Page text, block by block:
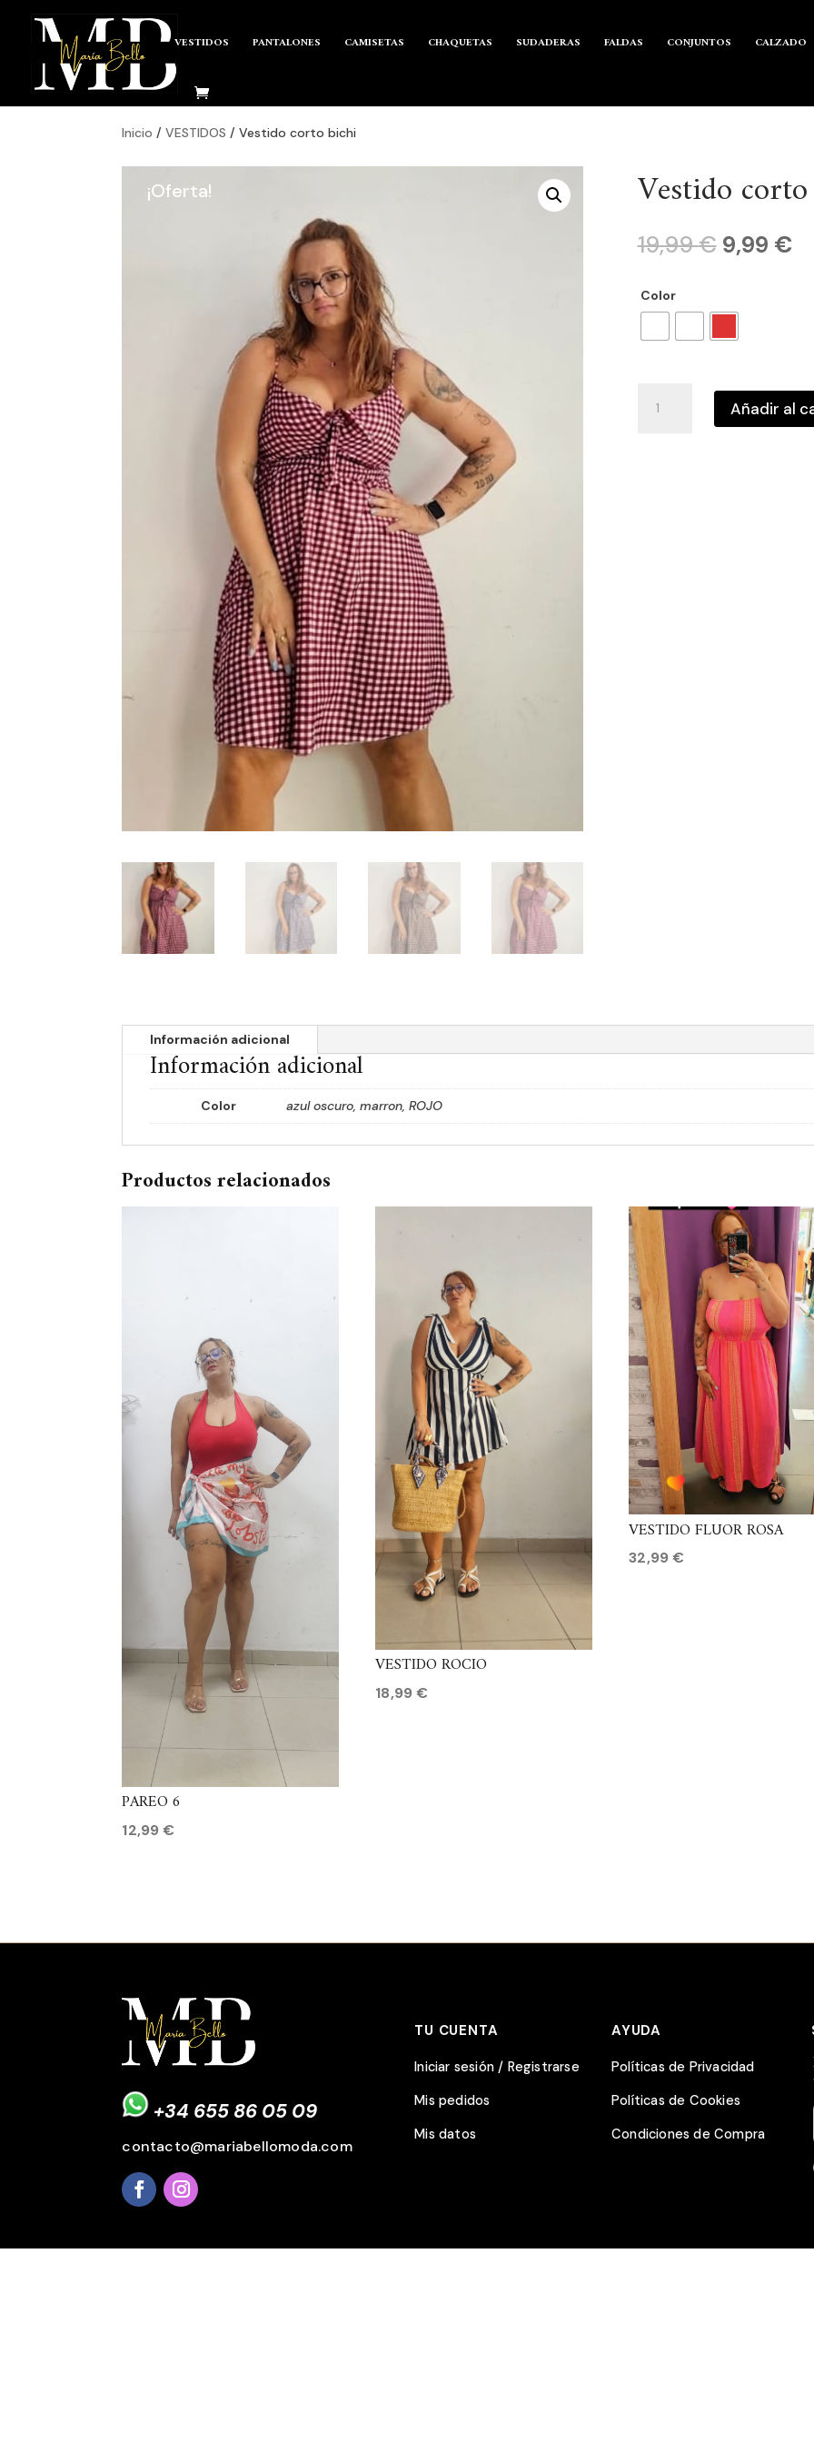
VESTIDOS PANTALONES CAMISETAS CHAQUETAS SUDADERAS FALDAS CONJUNTOS CALZADO
Inicio /VESTIDOS / Vestido corto bichi
¡Oferta! Vestido
19,99€ El
precio
era:
9,99 €El
Color
corto
Añadir al
Información adicional
Información adicional
Color azul oscuro, marron, ROJO
Productos relacionados
PAREO 6
12,99€
VESTIDO ROCIO
18,99 €
VESTIDO FLUOR ROSA
32,99 €
+34 655 86 05 09
contacto@mariabellomoda.com
TU CUENTA
Iniciar sesión / Registrarse
Mis pedidos
Mis datos
AYUDA
Políticas de Privacidad
Políticas de Cookies
Condiciones de Compra